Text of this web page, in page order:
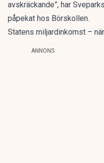
avskräckande”, har
påpekat hos Börskollen.
Statens miljardinkomst –
ANNONS